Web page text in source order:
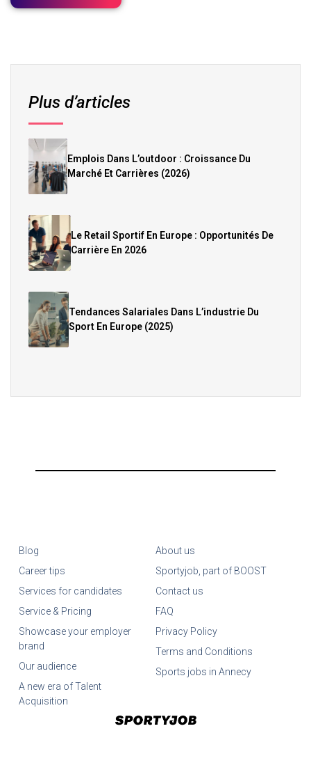
Plus d’articles
Emplois Dans L’outdoor : Croissance Du
Marché Et Carrières (2026)
Le Retail Sportif En Europe : Opportunités De
Carrière En 2026
Tendances Salariales Dans L’industrie Du
Sport En Europe (2025)
Blog
Career tips
Services for candidates
Service & Pricing
Showcase your employer
brand
Our audience
A new era of Talent
Acquisition
About us
Sportyjob, part of BOOST
Contact us
FAQ
Privacy Policy
Terms and Conditions
Sports jobs in Annecy